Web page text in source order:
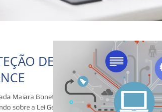
DE
Maiara Bonetti
sobre a Lei Geral